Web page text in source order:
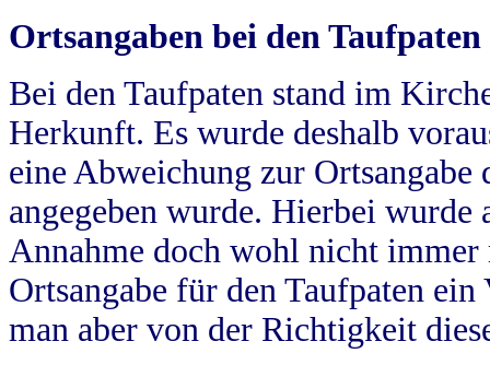
Ortsangaben bei den Taufpaten
Bei den Taufpaten stand im
Herkunft. Es wurde deshalb
eine Abweichung zur
angegeben wurde. Hierbei wurde
Annahme doch wohl nicht
Ortsangabe für den Taufpaten
man aber von der Richtigkeit